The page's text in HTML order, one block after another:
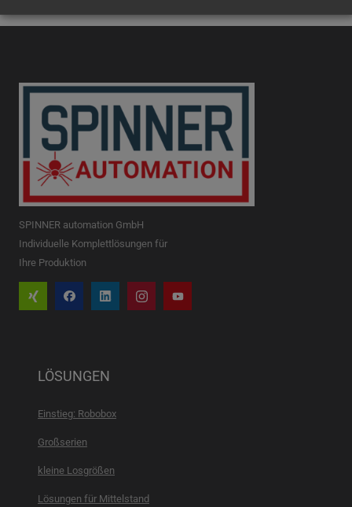
SPINNER automation GmbH
Individuelle Komplettlösungen für
Ihre Produktion
LÖSUNGEN
Einstieg: Robobox
Großserien
kleine Losgrößen
Lösungen für Mittelstand